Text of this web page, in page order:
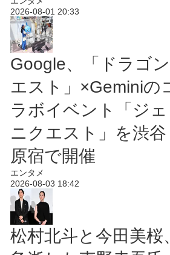
2026-08-01 20:33
Google、「ドラゴ
エスト」×Geminiの
ラボイベント「ジェ
ニクエスト」を渋谷
原宿で開催
エンタメ
2026-08-03 18:42
松村北斗と今田美桜